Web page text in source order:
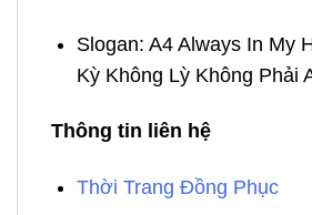
Slogan: A4 Always In My
Kỳ Không Lỳ Không Phải
Thông tin liên hệ
Thời Trang Đồng Phục